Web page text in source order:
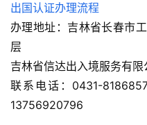
出国认证办理流程
办理地址：吉林省长春市
层
吉林省信达出入境服务有限
联系电话：0431-
13756920796